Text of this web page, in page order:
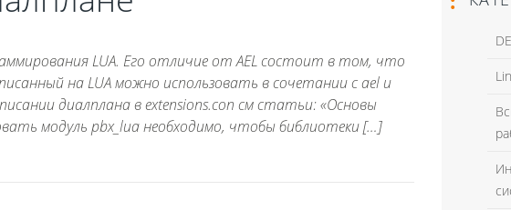
LUA. Его отличие от AEL состоит в том, что
на LUA можно использовать в сочетании с ael и
диалплана в extensions.con см статьи: «Основы
модуль pbx_lua необходимо, чтобы библиотеки […]